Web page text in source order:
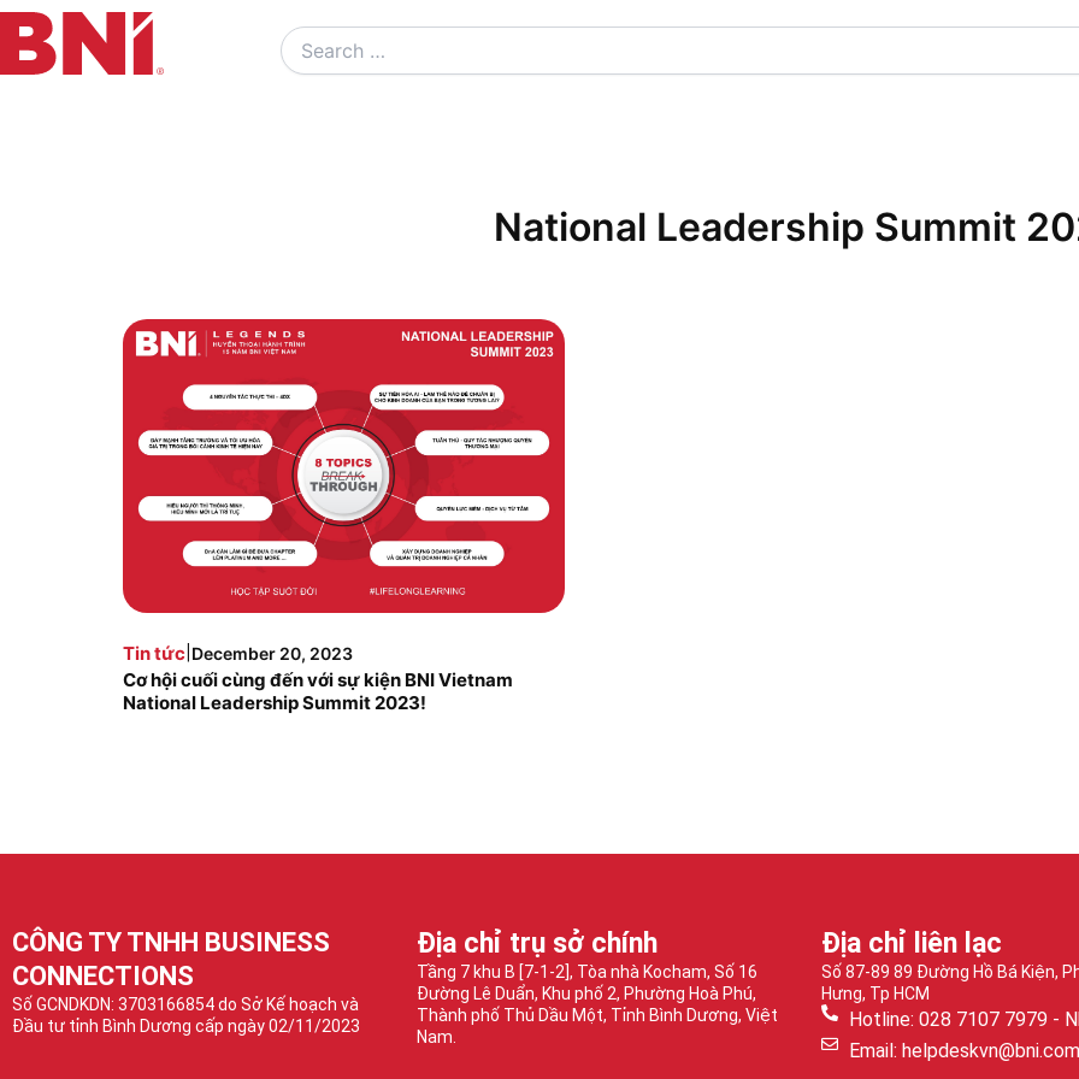
Search
…
National Leadership Summit
Tin tức|December 20, 2023
Cơ hội cuối cùng đến với sự kiện BNI Vietnam
National Leadership Summit 2023!
CÔNG TY TNHH BUSINESS
CONNECTIONS
Số GCNDKDN: 3703166854 do Sở Kế hoạch và
Đầu tư tỉnh Bình Dương cấp ngày 02/11/2023
Địa chỉ trụ sở chính
Tầng 7 khu B [7-1-2], Tòa nhà Kocham, Số 16
Đường Lê Duẩn, Khu phố 2, Phường Hoà Phú,
Thành phố Thủ Dầu Một, Tỉnh Bình Dương, Việt
Nam.
Địa chỉ liên lạc
Số 87-89 89 Đường Hồ Bá Kiện,
Hưng, Tp HCM
Hotline: 028 7107 7979 -
Email: helpdeskvn@bni.com